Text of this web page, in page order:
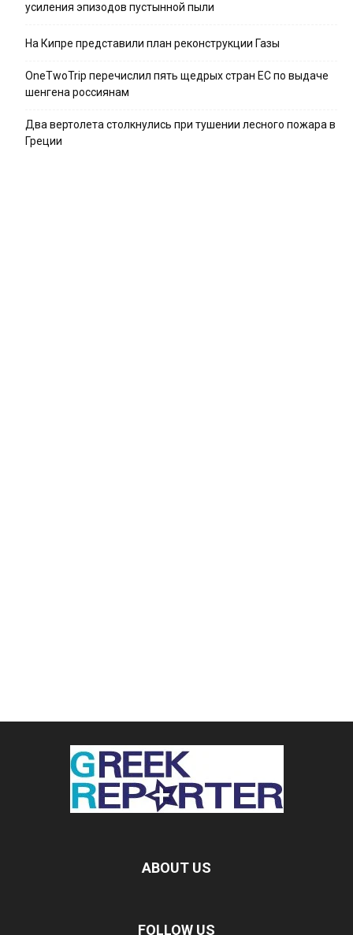
усиления эпизодов пустынной пыли
На Кипре представили план реконструкции Газы
OneTwoTrip перечислил пять щедрых стран ЕС по выдаче
шенгена россиянам
Два вертолета столкнулись при тушении лесного пожара в
Греции
ABOUT US
FOLLOW US